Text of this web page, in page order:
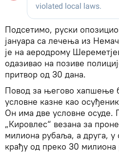
Подсетимо, руски
јануара са лечења из
је на аеродрому
одазивао на позиве
притвор од 30 дана.
Повод за његово хапшење
условне казне као
Он има две условне осуде.
„Кировлес“ везана за
милиона рубаља, а друга, у
крађу од преко 30